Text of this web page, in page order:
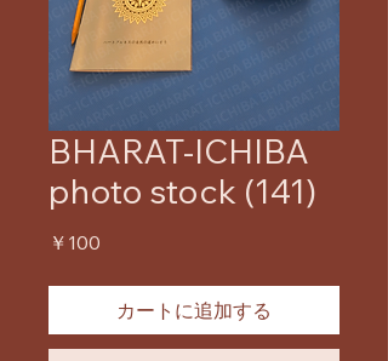
BHARAT-ICHIBA
photo stock (141)
￥100
カートに追加する